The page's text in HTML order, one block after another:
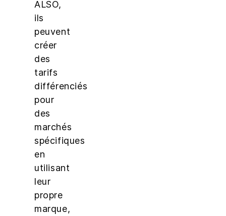
ALSO,
ils
peuvent
créer
des
tarifs
différenciés
pour
des
marchés
spécifiques
en
utilisant
leur
propre
marque,